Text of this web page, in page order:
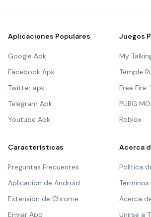
Aplicaciones Populares
Google Apk
Facebook Apk
Twitter apk
Telegram Apk
Youtube Apk
Juegos
My
Temple
Free Fire:
PUBG
Roblox
Características
Preguntas Frecuentes
Aplicación de Android
Extensión de Chrome
Enviar App
Acerca
Política
Términos
Acerca
Unirse a